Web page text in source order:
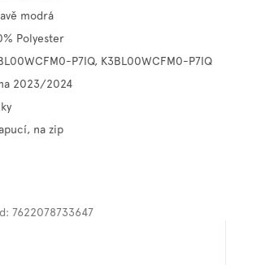
modrá
Polyester
P7IQ, K3BL00WCFM0-P7IQ
2023/2024
na zip
7622078733647